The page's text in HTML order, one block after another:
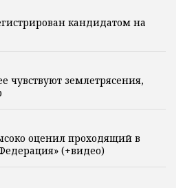
кандидатом на
чувствуют землетрясения,
оценил проходящий в
(+видео)